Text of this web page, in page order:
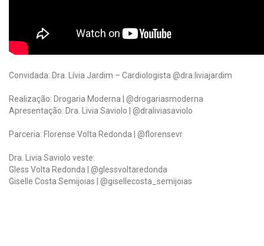
Convidada: Dra. Lívia Jardim – Cardiologista @dra.liviajardim
Realização: Drogaria Moderna | @drogariasmoderna
Apresentação: Dra. Livia Saviolo | @draliviasaviolo
Parceria: Florense Volta Redonda | @florensevr
Dra. Livia Saviolo veste:
Gless Volta Redonda | @glessvoltaredonda
Giselle Costa Semijoias | @gisellecosta_semijoias